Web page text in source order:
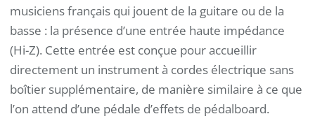
musiciens français qui jouent de la guitare ou de la
basse : la présence d’une entrée haute impédance
(Hi-Z). Cette entrée est conçue pour accueillir
directement un instrument à cordes électrique sans
boîtier supplémentaire, de manière similaire à ce que
l’on attend d’une pédale d’effets de pédalboard.